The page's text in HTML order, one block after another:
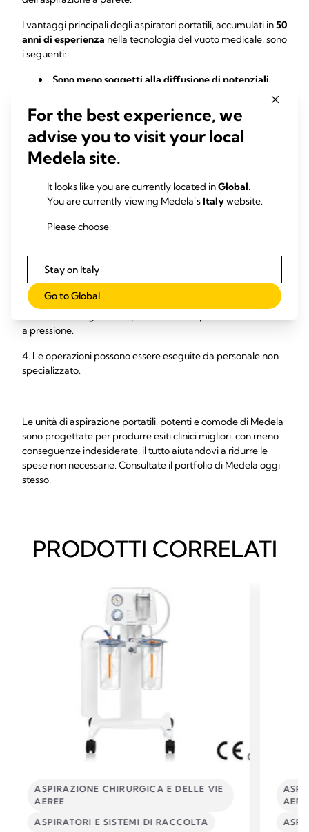
I vantaggi principali degli aspiratori portatili, accumulati in50
anni di esperienza nella tecnologia del vuoto medicale, sono
i seguenti:
Sono meno soggetti alla diffusione di potenziali
: non solo sono realizzati senza fessure o
scanalature, ma in caso di contaminazione viene
interessata solo una pompa, non l'intero sistema.
Rendono la disinfezione rapida ed efficace
design arrotondati, bordi morbidi e pulsanti CleanTouch.
Sono in grado di resistere ad alcuni dei più potenti
agenti di disinfezione e progettati per durare nel
tempo.
Sono di facile manutenzione:
meno di 30 minuti).
2. Controlli periodici annuali semplificati.
a pressione.
4. Le operazioni possono essere eseguite da personale non
specializzato.
Le unità di aspirazione portatili, potenti e comode di Medela
sono progettate per produrre esiti clinici migliori, con meno
conseguenze indesiderate, il tutto aiutandovi a ridurre le
spese non necessarie. Consultate il portfolio di Medela oggi
stesso.
PRODOTTI CORRELATI
ASPIRAZIONE CHIRURGICA E DELLE VIE
AEREE
ASPIRATORI E SISTEMI DI RACCOLTA​
For the best experience, we
advise you to visit your local
Medela site.
It looks like you are currently located inGlobal.
You are currently viewing Medela’sItalywebsite.
Please choose:
Stay on Italy
Go to Global